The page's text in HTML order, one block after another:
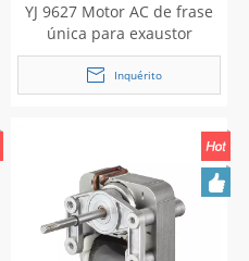
YJ 9627 Motor AC de frase
única para exaustor
Inquérito